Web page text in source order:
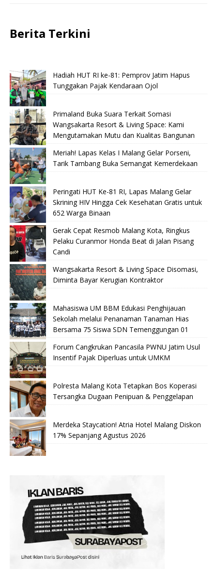
Berita Terkini
Hadiah HUT RI ke-81: Pemprov Jatim Hapus
Tunggakan Pajak Kendaraan Ojol
Primaland Buka Suara Terkait Somasi
Wangsakarta Resort & Living Space: Kami
Mengutamakan Mutu dan Kualitas Bangunan
Meriah! Lapas Kelas I Malang Gelar Porseni,
Tarik Tambang Buka Semangat Kemerdekaan
Peringati HUT Ke-81 RI, Lapas Malang Gelar
Skrining HIV Hingga Cek Kesehatan Gratis untuk
652 Warga Binaan
Gerak Cepat Resmob Malang Kota, Ringkus
Pelaku Curanmor Honda Beat di Jalan Pisang
Candi
Wangsakarta Resort & Living Space Disomasi,
Diminta Bayar Kerugian Kontraktor
Mahasiswa UM BBM Edukasi Penghijauan
Sekolah melalui Penanaman Tanaman Hias
Bersama 75 Siswa SDN Temenggungan 01
Forum Cangkrukan Pancasila PWNU Jatim Usul
Insentif Pajak Diperluas untuk UMKM
Polresta Malang Kota Tetapkan Bos Koperasi
Tersangka Dugaan Penipuan & Penggelapan
Merdeka Staycation! Atria Hotel Malang Diskon
17% Sepanjang Agustus 2026